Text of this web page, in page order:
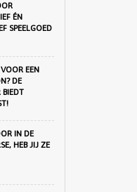
ÉN
SPEELGOED
EEN
DE
BIEDT
IN DE
HEB JIJ ZE